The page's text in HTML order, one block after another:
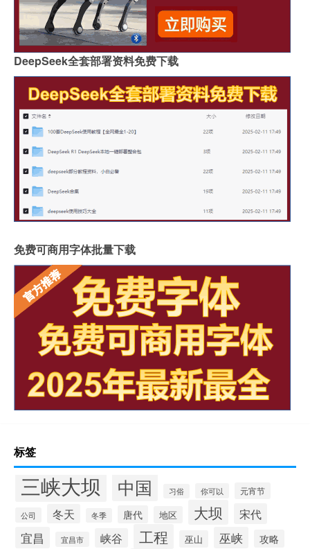
DeepSeek全套部署资料免费下载
免费可商用字体批量下载
标签
三峡大坝 中国 习俗 你可以 元宵节
公司 冬天 冬季 唐代 地区 大坝 宋代
宜昌 宜昌市 峡谷 工程 巫山 巫峡 攻略